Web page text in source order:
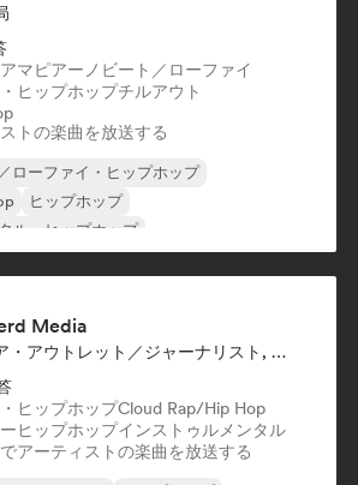
マピアーノ ビート／ローファイ
ヒップホップチルアウト
トの楽曲を放送する
ローファイ・ヒップホップ
ヒップホップ
ル・ヒップホップ
Media
メディア・アウトレット／ジャーナリスト, ラジオ局
ヒップホップCloud Rap/Hip Hop
ヒップホップインストゥルメンタル
アーティストの楽曲を放送する